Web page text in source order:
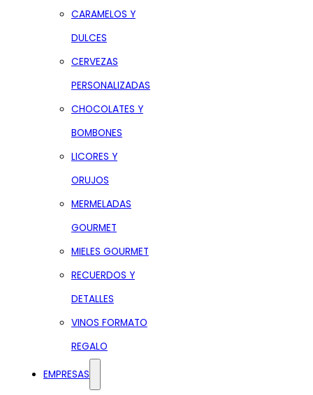
CARAMELOS Y
DULCES
CERVEZAS
PERSONALIZADAS
CHOCOLATES Y
BOMBONES
LICORES Y
ORUJOS
MERMELADAS
GOURMET
MIELES GOURMET
RECUERDOS Y
DETALLES
VINOS FORMATO
REGALO
EMPRESAS